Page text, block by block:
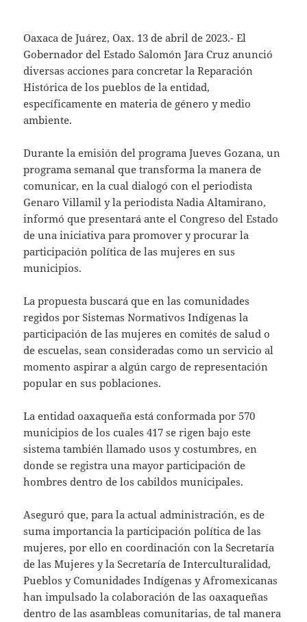
Oaxaca de Juárez, Oax. 13 de abril de 2023.- El
Gobernador del Estado Salomón Jara Cruz anunció
diversas acciones para concretar la Reparación
Histórica de los pueblos de la entidad,
específicamente en materia de género y medio
ambiente.
Durante la emisión del programa Jueves Gozana, un
programa semanal que transforma la manera de
comunicar, en la cual dialogó con el periodista
Genaro Villamil y la periodista Nadia Altamirano,
informó que presentará ante el Congreso del Estado
de una iniciativa para promover y procurar la
participación política de las mujeres en sus
municipios.
La propuesta buscará que en las comunidades
regidos por Sistemas Normativos Indígenas la
participación de las mujeres en comités de salud o
de escuelas, sean consideradas como un servicio al
momento aspirar a algún cargo de representación
popular en sus poblaciones.
La entidad oaxaqueña está conformada por 570
municipios de los cuales 417 se rigen bajo este
sistema también llamado usos y costumbres, en
donde se registra una mayor participación de
hombres dentro de los cabildos municipales.
Aseguró que, para la actual administración, es de
suma importancia la participación política de las
mujeres, por ello en coordinación con la Secretaría
de las Mujeres y la Secretaría de Interculturalidad,
Pueblos y Comunidades Indígenas y Afromexicanas
han impulsado la colaboración de las oaxaqueñas
dentro de las asambleas comunitarias, de tal manera